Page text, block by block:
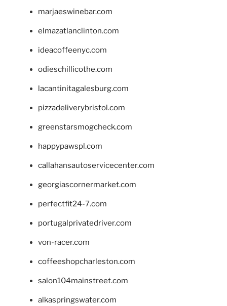
marjaeswinebar.com
elmazatlanclinton.com
ideacoffeenyc.com
odieschillicothe.com
lacantinitagalesburg.com
pizzadeliverybristol.com
greenstarsmogcheck.com
happypawspl.com
callahansautoservicecenter.com
georgiascornermarket.com
perfectfit24-7.com
portugalprivatedriver.com
von-racer.com
coffeeshopcharleston.com
salon104mainstreet.com
alkaspringswater.com